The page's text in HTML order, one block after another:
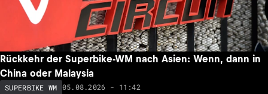
Rückkehr der Superbike-WM nach Asien: Wenn, dann in
China oder Malaysia
SUPERBIKE WM 05.08.2026 - 11:42